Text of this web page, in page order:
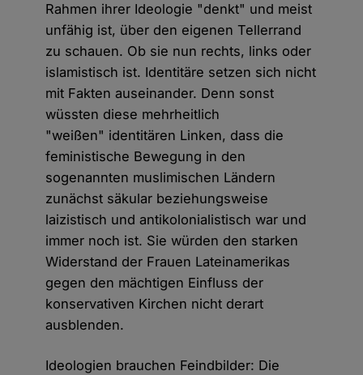
Rahmen ihrer Ideologie "denkt" und meist
unfähig ist, über den eigenen Tellerrand
zu schauen. Ob sie nun rechts, links oder
islamistisch ist. Identitäre setzen sich nicht
mit Fakten auseinander. Denn sonst
wüssten diese mehrheitlich
"weißen" identitären Linken, dass die
feministische Bewegung in den
sogenannten muslimischen Ländern
zunächst säkular beziehungsweise
laizistisch und antikolonialistisch war und
immer noch ist. Sie würden den starken
Widerstand der Frauen Lateinamerikas
gegen den mächtigen Einfluss der
konservativen Kirchen nicht derart
ausblenden.
Ideologien brauchen Feindbilder: Die